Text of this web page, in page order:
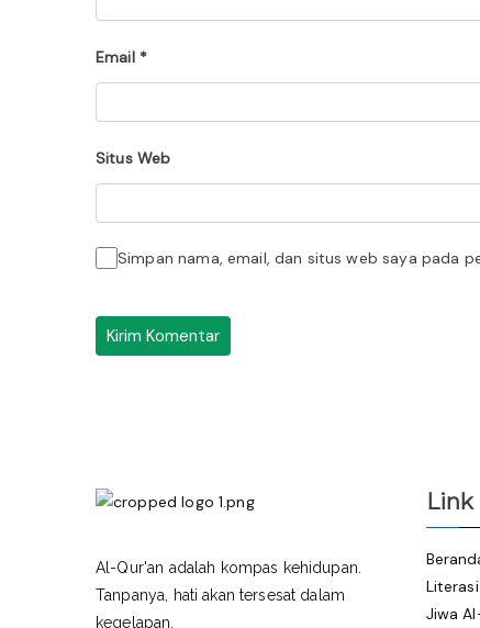
Email *
Situs Web
Simpan nama, email, dan situs web saya pada
Al-Qur'an adalah kompas kehidupan.
Tanpanya, hati akan tersesat dalam
kegelapan.
Link
Literasi
Jiwa